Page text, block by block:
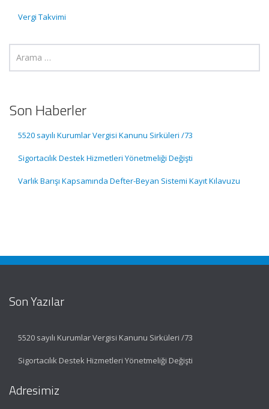
Vergi Takvimi
Son Haberler
5520 sayılı Kurumlar Vergisi Kanunu Sirküleri /73
Sigortacılık Destek Hizmetleri Yönetmeliği Değişti
Varlık Barışı Kapsamında Defter-Beyan Sistemi Kayıt Kılavuzu
Son Yazılar
5520 sayılı Kurumlar Vergisi Kanunu Sirküleri /73
Sigortacılık Destek Hizmetleri Yönetmeliği Değişti
Adresimiz